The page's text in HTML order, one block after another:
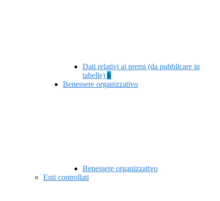
Dati relativi ai premi (da pubblicare in
tabelle) 6
Benessere organizzativo
Benessere organizzativo
Enti controllati